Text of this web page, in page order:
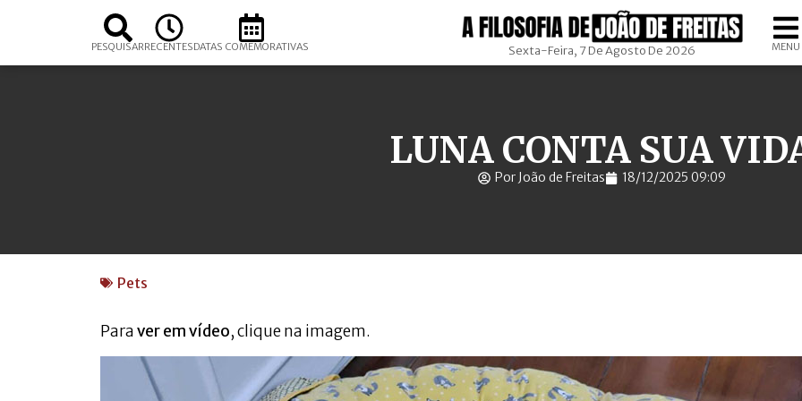
PESQUISARRECENTESDATAS COMEMORATIVAS Sexta-Feira, 7 De Agosto De 2026 MENU
LUNA CONTA SUA
Por João de Freitas 18/12/2025 09:09
Pets
Paraver em vídeo, clique na imagem.